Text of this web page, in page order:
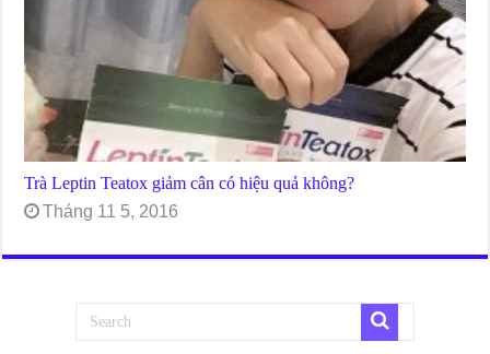
Trà Leptin Teatox giảm cân có hiệu quả không?
Tháng 11 5, 2016